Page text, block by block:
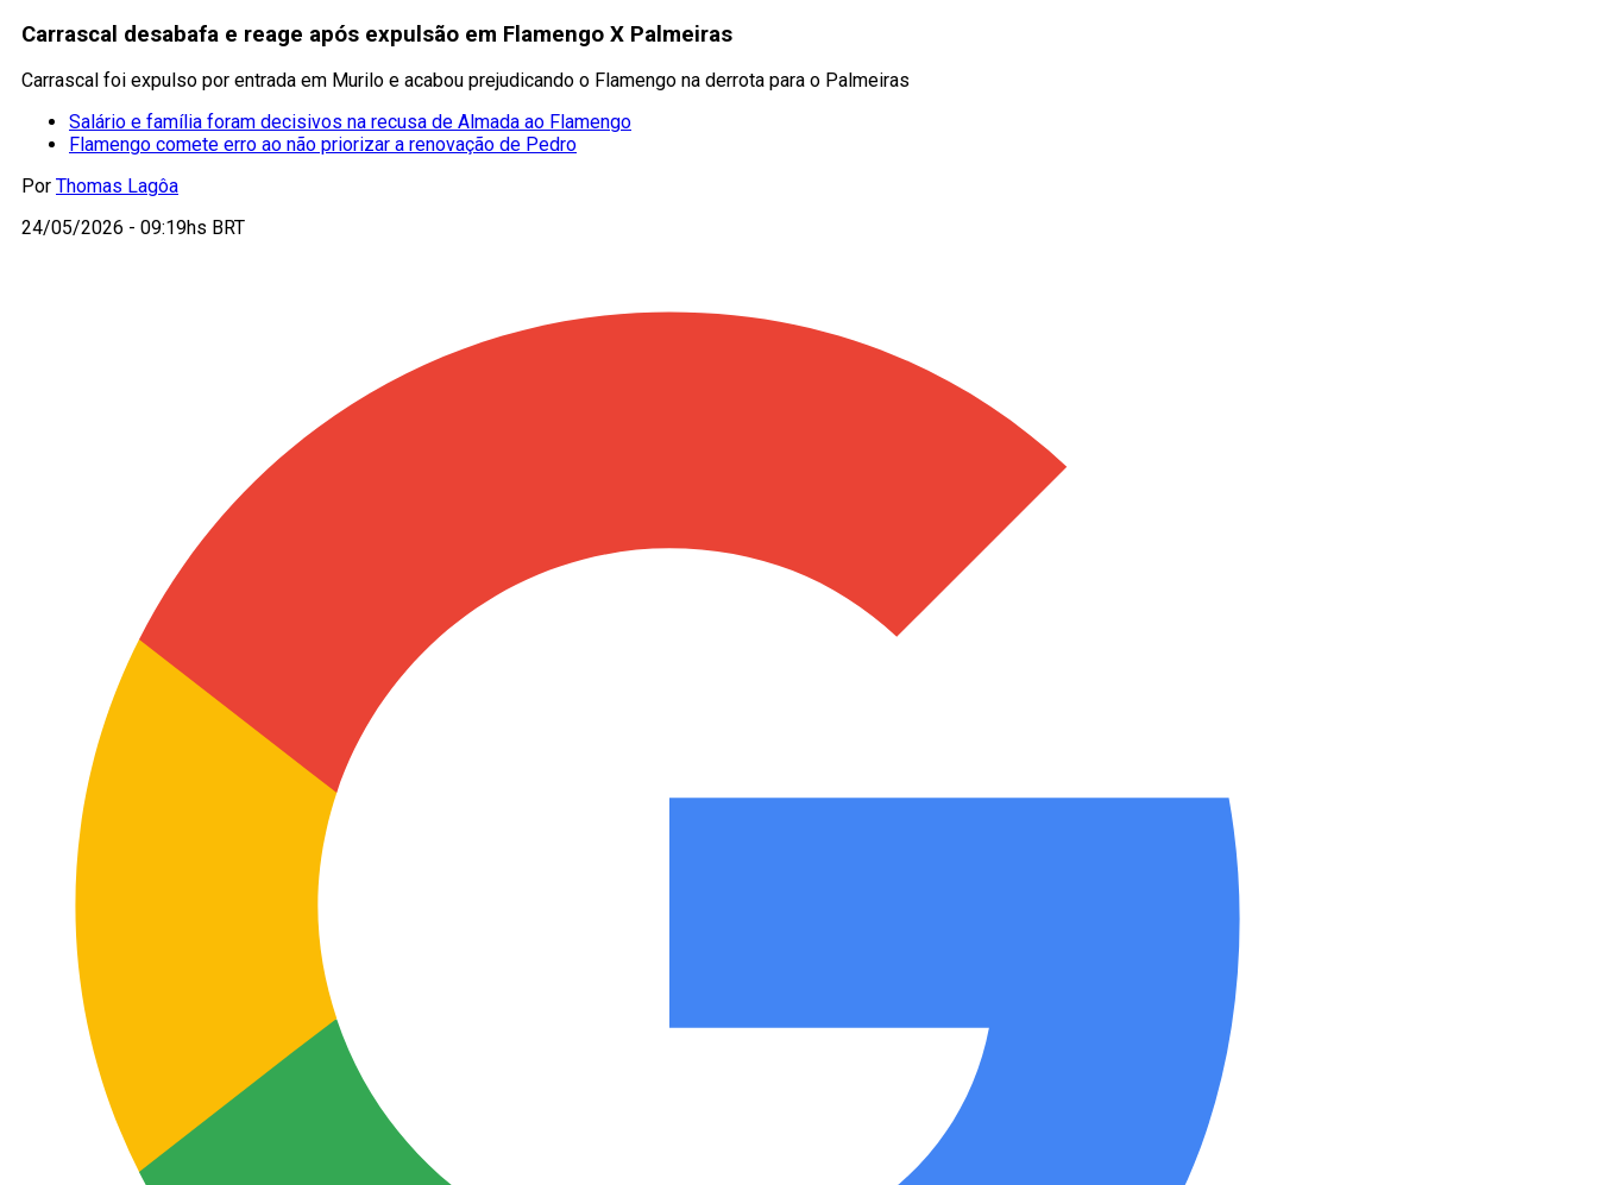
Carrascal desabafa e reage após expulsão em Flamengo X Palmeiras
Carrascal foi expulso por entrada em Murilo e acabou prejudicando o Flamengo na derrota para o Palmeiras
Salário e família foram decisivos na recusa de Almada ao Flamengo
Flamengo comete erro ao não priorizar a renovação de Pedro
Por Thomas Lagôa
24/05/2026 - 09:19hs BRT